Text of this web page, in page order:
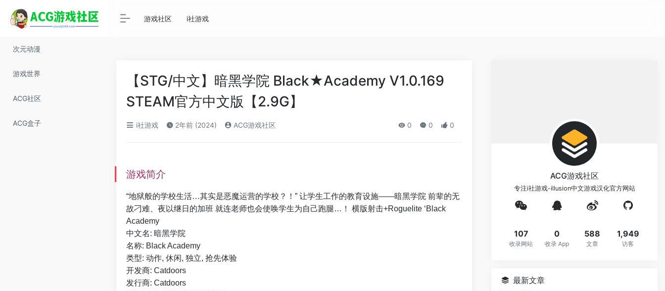
次元动漫
游戏世界
ACG社区
ACG盒子
游戏社区 i社游戏
【STG/中文】暗黑学院 Black★Academy V1.0.169
STEAM官方中文版【2.9G】
i社游戏 2年前 (2024) ACG游戏社区 0 0 0
游戏简介
“地狱般的学校生活…其实是恶魔运营的学校？！” 让学生工作的教育设施——暗黑学院 前辈的无
故刁难、夜以继日的加班 就连老师也会使唤学生为自己跑腿…！ 横版射击+Roguelite ‘Black
Academy
中文名: 暗黑学院
名称: Black Academy
类型: 动作, 休闲, 独立, 抢先体验
开发商: Catdoors
发行商: Catdoors
ACG游戏社区
专注i社游戏-illusion中文游戏汉化官方网站
107
收录网站
0
收录 App
588
文章
1,949
访客
最新文章